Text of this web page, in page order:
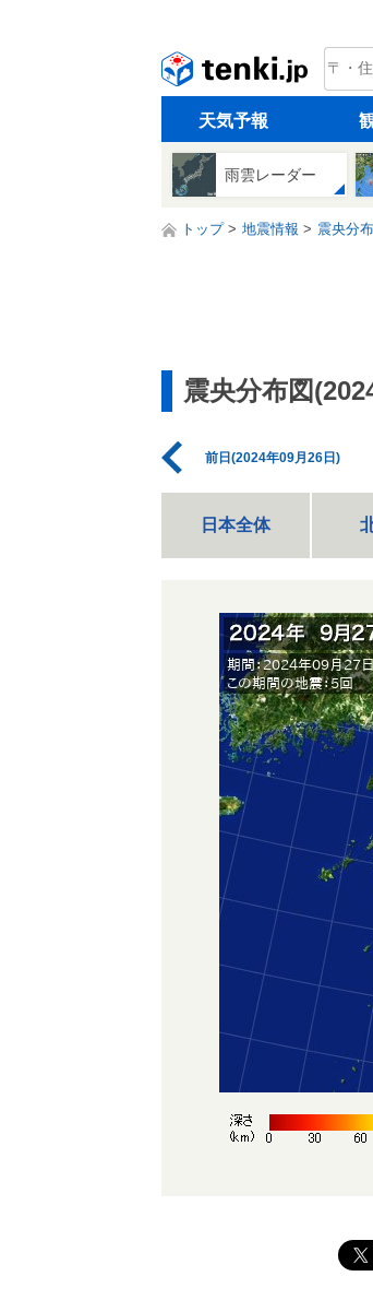
天気予報
雨雲レーダー
トップ 地震情報 震央分
震央分布図
前日(2024年09月26日)
日本全体